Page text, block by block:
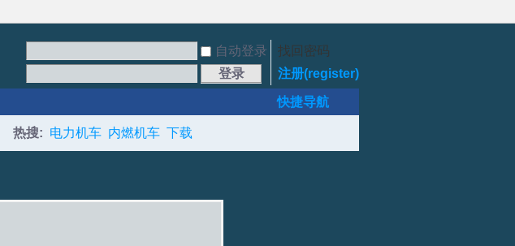
自动登录
找回密码
登录 注册(register)
快捷导航
热搜: 电力机车 内燃机车 下载